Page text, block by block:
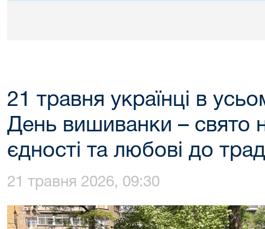
21 травня українці в
День вишиванки – свято
єдності та любові до
21 травня 2026, 09:30